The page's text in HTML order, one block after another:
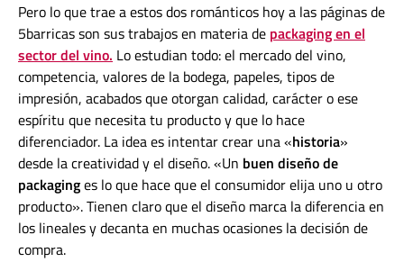
Pero lo que trae a estos dos románticos hoy a las páginas de
5barricas son sus trabajos en materia de packaging en el
sector del vino. Lo estudian todo:el mercado del vino,
competencia, valores de la bodega, papeles, tipos de
impresión, acabados que otorgan calidad, carácter o ese
espíritu que necesita tu producto y que lo hace
diferenciador. La idea es intentar crear una «historia»
desde la creatividad y el diseño.«Un buen diseño de
packaginges lo que hace que el consumidor elija uno u otro
producto». Tienen claro que el diseño marca la diferencia en
los lineales y decanta en muchas ocasiones la decisión de
compra.